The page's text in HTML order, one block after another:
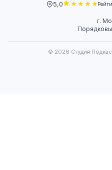
5,0
г.
© 2026 Студия